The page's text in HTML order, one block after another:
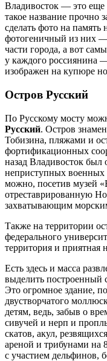
Владивосток — это
такое название прочно
сделать фото на
фотогеничный из них
части города, а вот
у каждого россиянина
изображен на купюре
Остров Русский
По Русскому мосту
Русский. Остров
Тобизина, пляжами и
фортификационных
назад Владивосток
неприступных военных
можно, посетив музей
отреставрированную
захватывающим
Также на территории
федерального
территория и приятная
Есть здесь и масса
выделить построенный
Это огромное здание,
двустворчатого
детям, ведь, забыв о
сивучей и нерп и
скатов, акул,
ареной и трибунами на
с участием дельфинов,